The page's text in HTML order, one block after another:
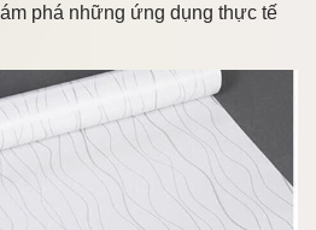
phá những ứng dụng thực tế